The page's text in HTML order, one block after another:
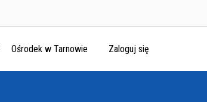
Ośrodek w Tarnowie Zaloguj się